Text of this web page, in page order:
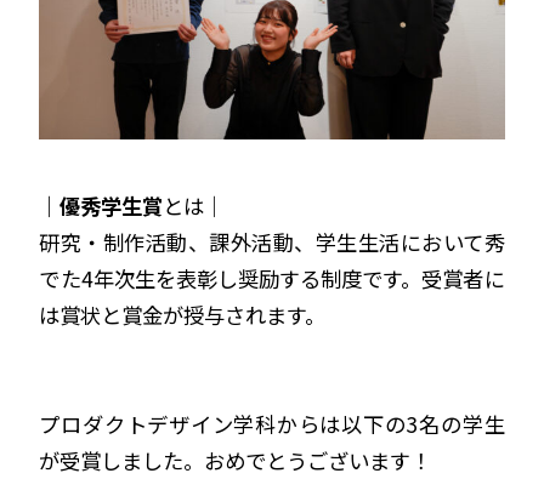
｜優秀学生賞とは｜
研究・制作活動、課外活動、学生生活において秀
でた4年次生を表彰し奨励する制度です。受賞者に
は賞状と賞金が授与されます。
プロダクトデザイン学科からは以下の3名の学生
が受賞しました。おめでとうございます！